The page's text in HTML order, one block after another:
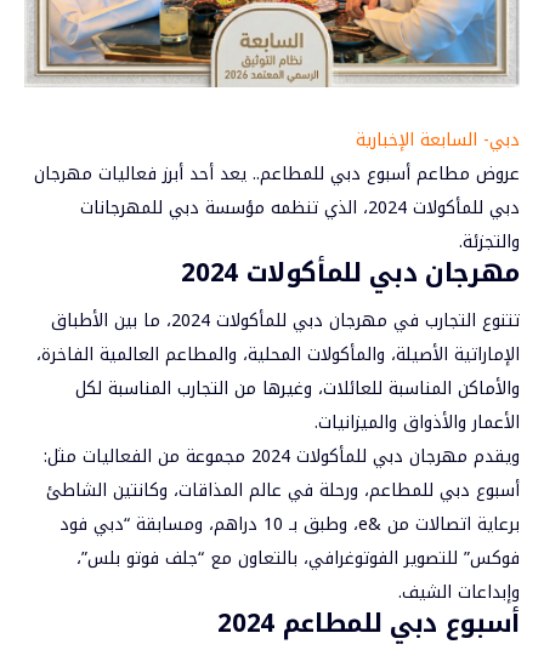
دبي- السابعة الإخبارية
عروض مطاعم أسبوع دبي للمطاعم.. يعد أحد أبرز فعاليات مهرجان
دبي للمأكولات
2024، الذي تنظمه مؤسسة دبي للمهرجانات
والتجزئة.
مهرجان دبي للمأكولات 2024
تتنوع التجارب في مهرجان دبي للمأكولات 2024، ما بين الأطباق
الإماراتية الأصيلة، والمأكولات المحلية، والمطاعم العالمية الفاخرة،
والأماكن المناسبة للعائلات، وغيرها من التجارب المناسبة لكل
الأعمار والأذواق والميزانيات.
ويقدم مهرجان دبي للمأكولات 2024 مجموعة من الفعاليات مثل:
أسبوع دبي للمطاعم، ورحلة في عالم المذاقات، وكانتين الشاطئ
برعاية اتصالات من &e، وطبق بـ 10 دراهم، ومسابقة “دبي فود
فوكس” للتصوير الفوتوغرافي، بالتعاون مع “جلف فوتو بلس”،
وإبداعات الشيف.
أسبوع دبي للمطاعم 2024